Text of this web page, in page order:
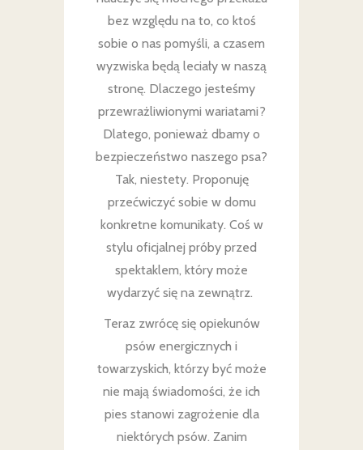
bez względu na to, co ktoś
sobie o nas pomyśli, a czasem
wyzwiska będą leciały w naszą
stronę. Dlaczego jesteśmy
przewrażliwionymi wariatami?
Dlatego, ponieważ dbamy o
bezpieczeństwo naszego psa?
Tak, niestety. Proponuję
przećwiczyć sobie w domu
konkretne komunikaty. Coś w
stylu oficjalnej próby przed
spektaklem, który może
wydarzyć się na zewnątrz.
Teraz zwrócę się opiekunów
psów energicznych i
towarzyskich, którzy być może
nie mają świadomości, że ich
pies stanowi zagrożenie dla
niektórych psów. Zanim